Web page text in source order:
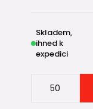
Skladem,
ihned k
expedici